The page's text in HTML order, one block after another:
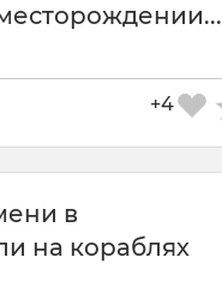
+4
в
на кораблях